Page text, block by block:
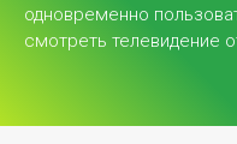
одновременно
смотреть телевидение